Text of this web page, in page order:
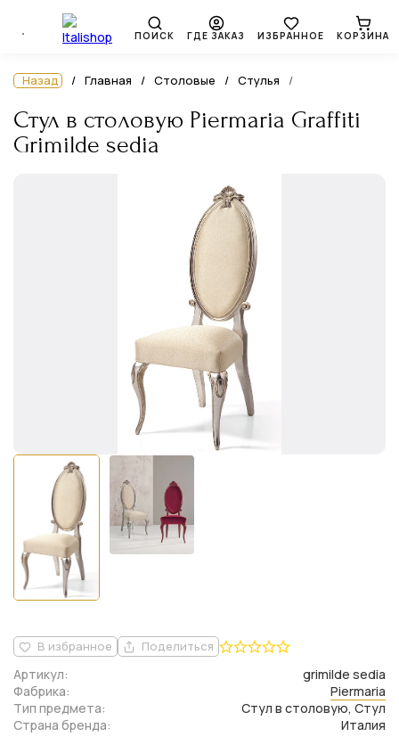
ПОИСК ГДЕ ЗАКАЗ ИЗБРАННОЕ КОРЗИНА
Назад Главная Столовые Стулья
Стул в столовую Piermaria Graffiti
Grimilde sedia
В избранное Поделиться
Фабрика: Piermaria
Артикул:
grimilde sedia
Тип предмета:
Стул в столовую, Стул
Страна бренда:
Италия